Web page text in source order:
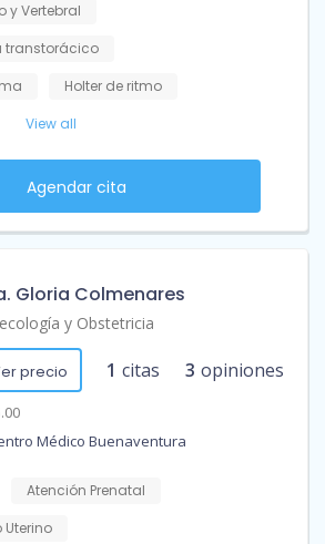
y Vertebral
transtorácico
Holter de ritmo
View all
Agendar cita
Gloria Colmenares
y Obstetricia
precio 1 citas 3 opiniones
Médico Buenaventura
Atención Prenatal
Uterino